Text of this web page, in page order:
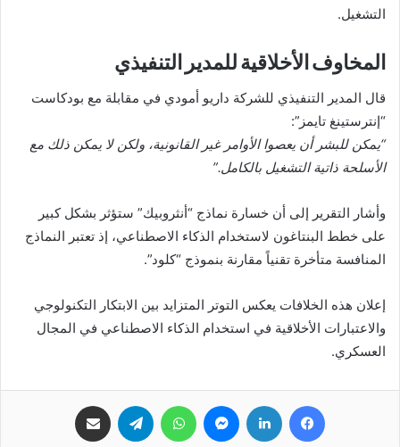
التشغيل.
المخاوف الأخلاقية للمدير التنفيذي
قال المدير التنفيذي للشركة داريو أمودي في مقابلة مع بودكاست
“إنترستينغ تايمز”:
“يمكن للبشر أن يعصوا الأوامر غير القانونية، ولكن لا يمكن ذلك مع
الأسلحة ذاتية التشغيل بالكامل.”
وأشار التقرير إلى أن خسارة نماذج “أنثروبيك” ستؤثر بشكل كبير
على خطط البنتاغون لاستخدام الذكاء الاصطناعي، إذ تعتبر النماذج
المنافسة متأخرة تقنياً مقارنة بنموذج “كلود”.
إعلان هذه الخلافات يعكس التوتر المتزايد بين الابتكار التكنولوجي
والاعتبارات الأخلاقية في استخدام الذكاء الاصطناعي في المجال
العسكري.
فيسبوك لينكدإن ماسنجر واتساب تيلقرام